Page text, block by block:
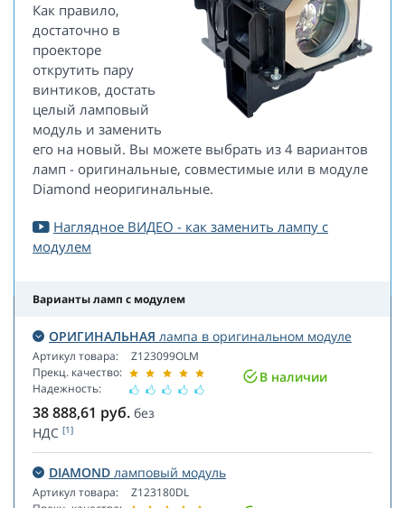
Как правило,
достаточно в
проекторе
открутить пару
винтиков, достать
целый ламповый
модуль и заменить
его на новый. Вы можете выбрать из 4 вариантов
ламп - оригинальные, совместимые или в модуле
Diamond неоригинальные.
Наглядное ВИДЕО - как заменить лампу с
модулем
Варианты ламп с модулем
ОРИГИНАЛЬНАЯ лампа в оригинальном модуле
Артикул товара:
Прекц. качество:
Надежность:
Z123099OLM
В наличии
38 888,61 руб. без
НДС [1]
DIAMOND ламповый модуль
Артикул товара:
Z123180DL